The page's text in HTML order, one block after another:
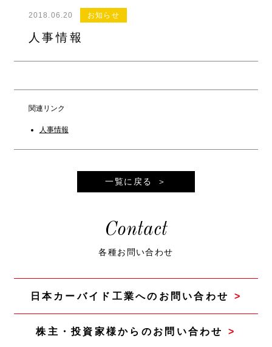
2018.06.20 お知らせ
人事情報
関連リンク
人事情報
一覧に戻る
Contact
各種お問い合わせ
日本カーバイド工業へのお問い合わせ
株主・投資家様からのお問い合わせ